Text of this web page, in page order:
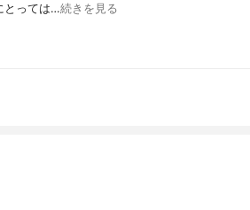
とっては…続きを見る